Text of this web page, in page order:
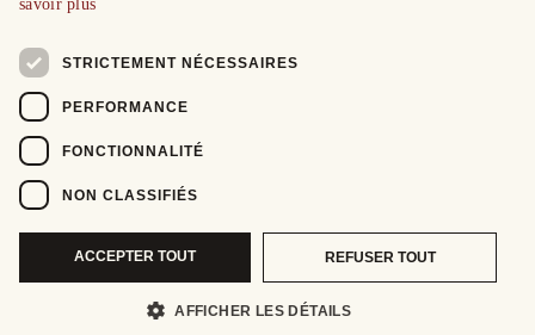
savoir plus
STRICTEMENT NÉCESSAIRES
PERFORMANCE
FONCTIONNALITÉ
NON CLASSIFIÉS
ACCEPTER TOUT REFUSER TOUT
AFFICHER LES DÉTAILS